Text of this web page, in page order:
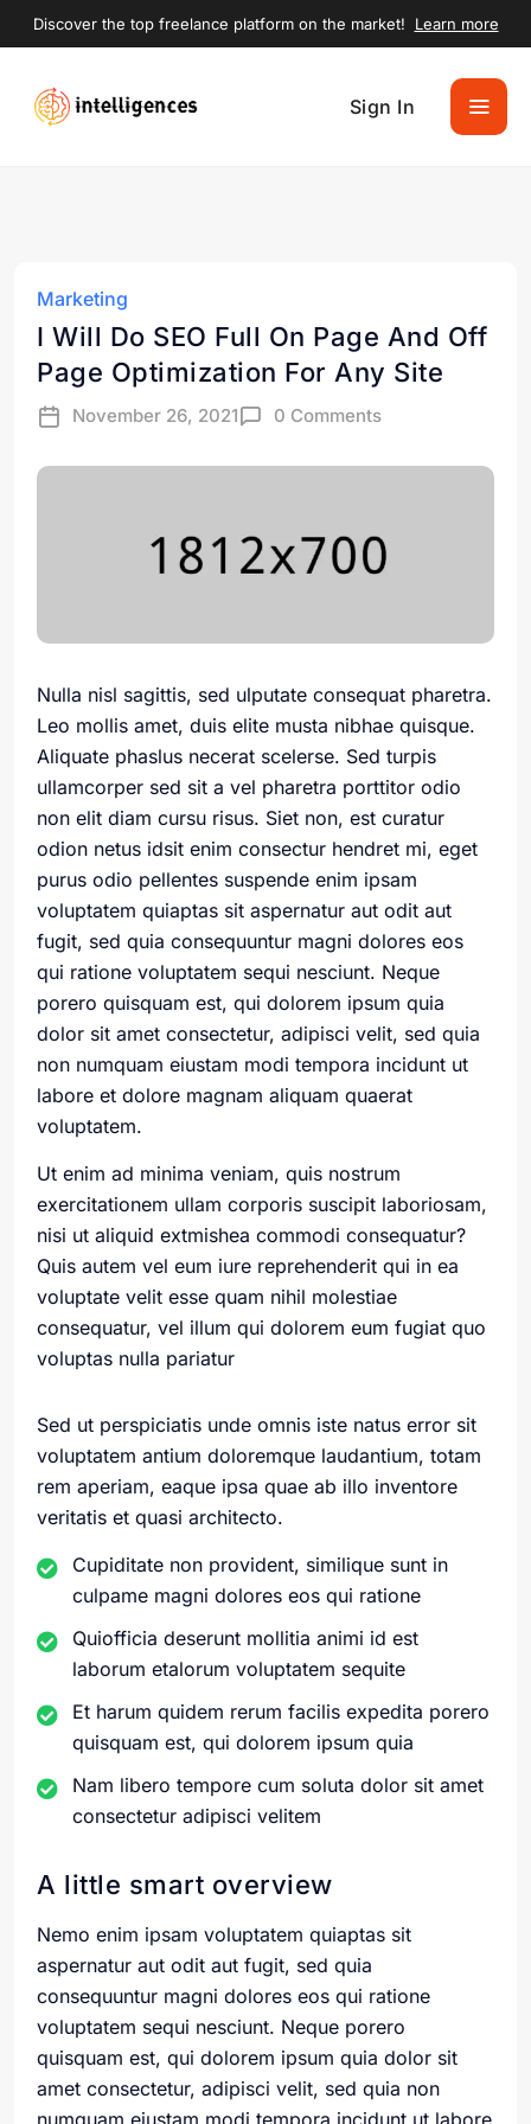
Discover the top freelance platform on the market! Learn more
Sign In
Marketing
I Will Do SEO Full On Page And Off
Page Optimization For Any Site
November 26, 2021 0 Comments
Nulla nisl sagittis, sed ulputate consequat pharetra.
Leo mollis amet, duis elite musta nibhae quisque.
Aliquate phaslus necerat scelerse. Sed turpis
ullamcorper sed sit a vel pharetra porttitor odio
non elit diam cursu risus. Siet non, est curatur
odion netus idsit enim consectur hendret mi, eget
purus odio pellentes suspende enim ipsam
voluptatem quiaptas sit aspernatur aut odit aut
fugit, sed quia consequuntur magni dolores eos
qui ratione voluptatem sequi nesciunt. Neque
porero quisquam est, qui dolorem ipsum quia
dolor sit amet consectetur, adipisci velit, sed quia
non numquam eiustam modi tempora incidunt ut
labore et dolore magnam aliquam quaerat
voluptatem.
Ut enim ad minima veniam, quis nostrum
exercitationem ullam corporis suscipit laboriosam,
nisi ut aliquid extmishea commodi consequatur?
Quis autem vel eum iure reprehenderit qui in ea
voluptate velit esse quam nihil molestiae
consequatur, vel illum qui dolorem eum fugiat quo
voluptas nulla pariatur
Sed ut perspiciatis unde omnis iste natus error sit
voluptatem antium doloremque laudantium, totam
rem aperiam, eaque ipsa quae ab illo inventore
veritatis et quasi architecto.
Cupiditate non provident, similique sunt in
culpame magni dolores eos qui ratione
Quiofficia deserunt mollitia animi id est
laborum etalorum voluptatem sequite
Et harum quidem rerum facilis expedita porero
quisquam est, qui dolorem ipsum quia
Nam libero tempore cum soluta dolor sit amet
consectetur adipisci velitem
A little smart overview
Nemo enim ipsam voluptatem quiaptas sit
aspernatur aut odit aut fugit, sed quia
consequuntur magni dolores eos qui ratione
voluptatem sequi nesciunt. Neque porero
quisquam est, qui dolorem ipsum quia dolor sit
amet consectetur, adipisci velit, sed quia non
numquam eiustam modi tempora incidunt ut labore